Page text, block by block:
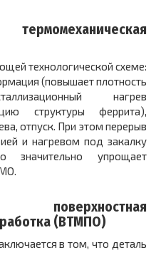
технологической схеме:
(повышает плотность
нагрев
структуры феррита),
отпуск. При этом перерыв
и нагревом под закалку
значительно упрощает
поверхностная
(ВТМПО)
в том, что деталь